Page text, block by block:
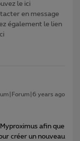
le ici
en message
également le lien
years ago
afin que
créer un nouveau